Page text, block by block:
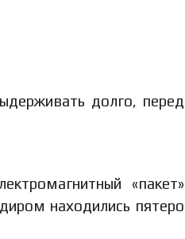
долго, перед
«пакет»
находились пятеро